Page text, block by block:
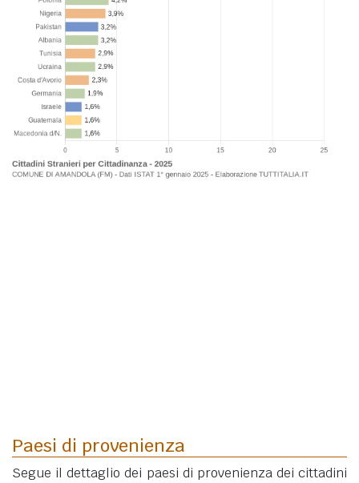
Paesi di provenienza
Segue il dettaglio dei paesi di provenienza dei cittadini